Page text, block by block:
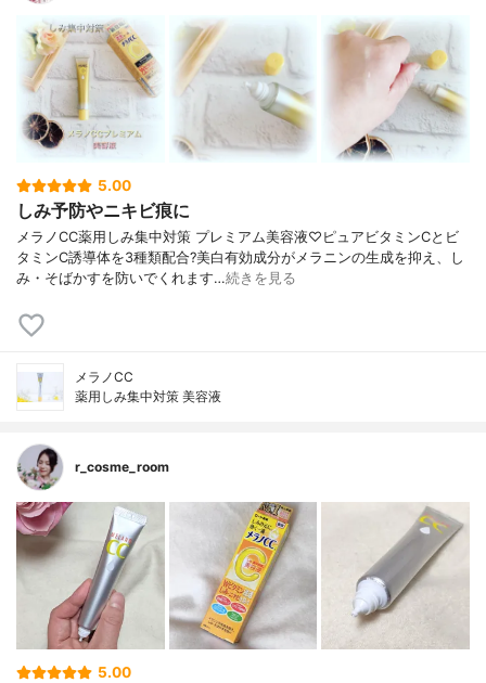
5.00
しみ予防やニキビ痕に
メラノCC薬用しみ集中対策 プレミアム美容液♡ピュアビタミンCとビ
タミンC誘導体を3種類配合?美白有効成分がメラニンの生成を抑え、し
み・そばかすを防いでくれます…続きを見る
メラノCC
薬用しみ集中対策 美容液
r_cosme_room
5.00